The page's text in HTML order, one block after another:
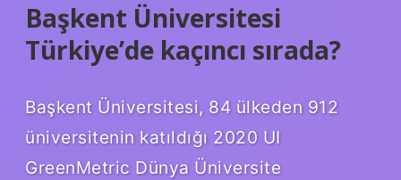
Başkent Üniversitesi
Türkiye’de kaçıncı sırada?
Başkent Üniversitesi, 84 ülkeden 912
üniversitenin katıldığı 2020 UI
GreenMetric Dünya Üniversite